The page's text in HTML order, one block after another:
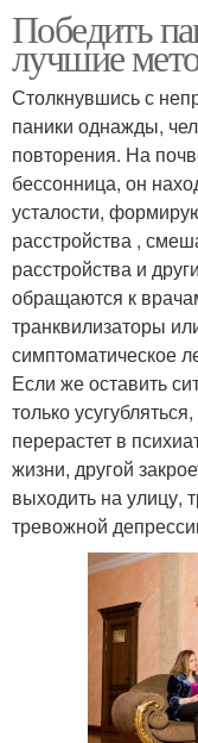
Победить
лучшие
Столкнувшись с
паники однажды,
повторения. На
бессонница, он
усталости,
расстройства ,
расстройства и
обращаются к
транквилизаторы
симптоматическое
Если же оставить
только
перерастет в
жизни, другой
выходить на улицу,
тревожной